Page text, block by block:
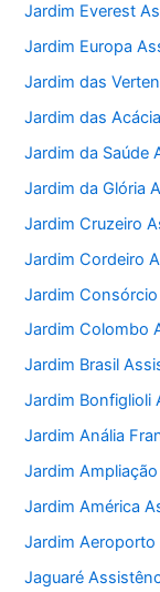
Jardim Everest
Jardim Europa
Jardim das
Jardim das
Jardim da Saúde
Jardim da Glória
Jardim Cruzeiro
Jardim Cordeiro
Jardim
Jardim Colombo
Jardim Brasil
Jardim Bonfiglioli
Jardim Anália
Jardim
Jardim América
Jardim Aeroporto
Jaguaré